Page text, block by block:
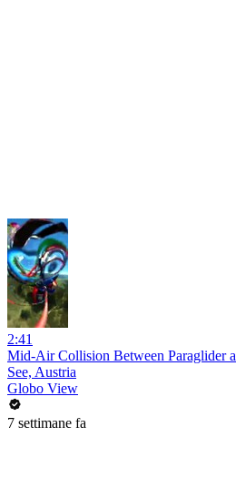
2:41
Mid-Air Collision Between Paraglider
See, Austria
Globo View
7 settimane fa